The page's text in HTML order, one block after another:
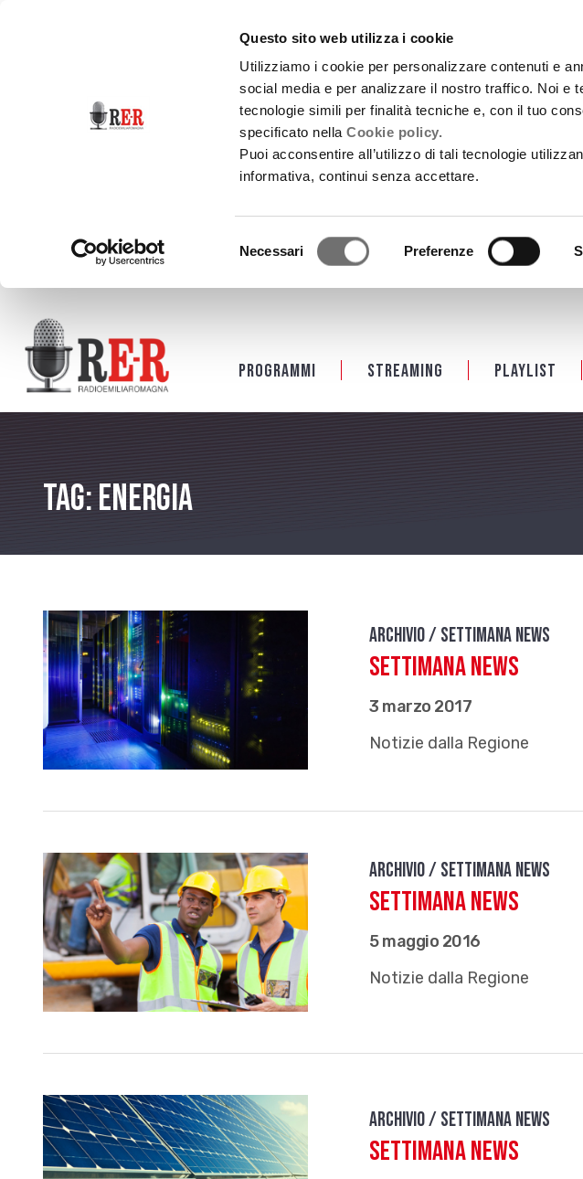
Questo sito web utilizza i cookie
Utilizziamo i cookie per personalizzare contenuti e
social media e per analizzare il nostro traffico. Noi e
tecnologie simili per finalità tecniche e, con il tuo
specificato nellaCookie policy.
Puoi acconsentire all’utilizzo di tali tecnologie
informativa, continui senza accettare.
Necessari Preferenze
Programmi Streaming Playlist
Tag: energia
Archivio / Settimana news
Settimana news
3 marzo 2017
Notizie dalla Regione
Archivio / Settimana news
Settimana News
5 maggio 2016
Notizie dalla Regione
Archivio / Settimana news
Settimana news